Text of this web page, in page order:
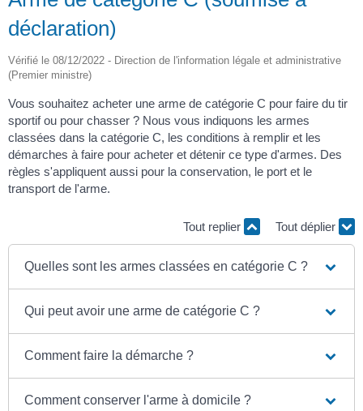
déclaration)
Vérifié le 08/12/2022 - Direction de l'information légale et administrative
(Premier ministre)
Vous souhaitez acheter une arme de catégorie C pour faire du tir
sportif ou pour chasser ? Nous vous indiquons les armes
classées dans la catégorie C, les conditions à remplir et les
démarches à faire pour acheter et détenir ce type d'armes. Des
règles s'appliquent aussi pour la conservation, le port et le
transport de l'arme.
Tout replier Tout déplier
Quelles sont les armes classées en catégorie C ?
Qui peut avoir une arme de catégorie C ?
Comment faire la démarche ?
Comment conserver l'arme à domicile ?